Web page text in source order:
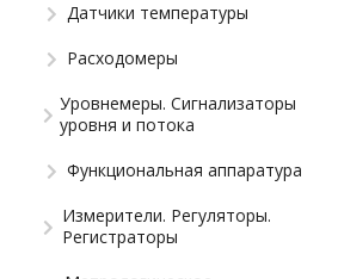
Датчики температуры
Расходомеры
Уровнемеры. Сигнализаторы
уровня и потока
Функциональная аппаратура
Измерители. Регуляторы.
Регистраторы